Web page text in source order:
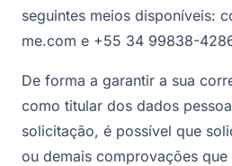
seguintes meios disponíveis:
me.com e +55 34 99838-
De forma a garantir a sua
como titular dos dados
solicitação, é possível que
ou demais comprovações